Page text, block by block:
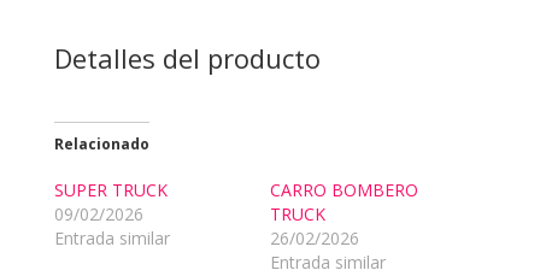
Detalles del producto
Relacionado
SUPER TRUCK
09/02/2026
Entrada similar
CARRO BOMBERO
TRUCK
26/02/2026
Entrada similar